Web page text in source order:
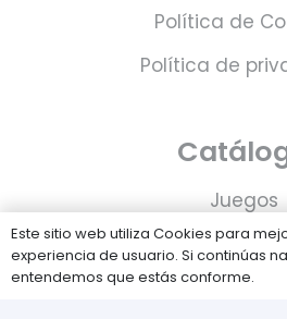
Política de
Política de
Juegos
Consolas
Accesorios para
Este sitio web utiliza Cookies para
experiencia de usuario. Si continúas
entendemos que estás conforme.